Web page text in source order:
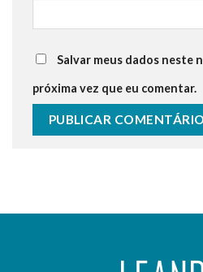
Salvar meus dados neste
próxima vez que eu comentar.